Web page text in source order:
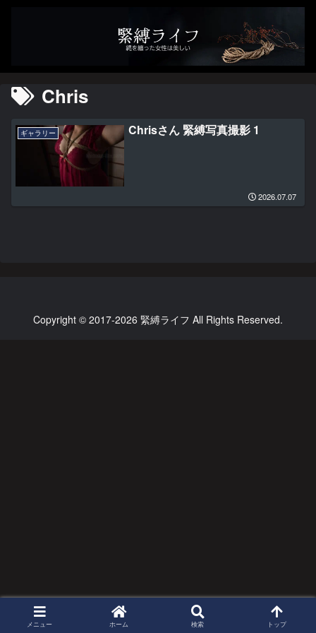
Chris
ギャラリー Chrisさん 緊縛写真撮影 1
2026.07.07
Copyright © 2017-2026 緊縛ライフ All Rights Reserved.
メニュー ホーム 検索 トップ